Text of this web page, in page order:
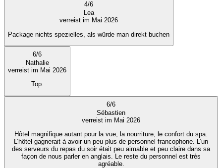
4/6
Lea
verreist im Mai 2026
Package nichts spezielles, als würde man direkt buchen
6/6
Nathalie
verreist im Mai 2026
Top.
6/6
Sébastien
verreist im Mai 2026
Hôtel magnifique autant pour la vue, la nourriture, le confort du spa.
L’hôtel gagnerait à avoir un peu plus de personnel francophone. L’un
des serveurs du repas du soir était peu aimable et peu claire dans sa
façon de nous parler en anglais. Le reste du personnel est très
agréable.